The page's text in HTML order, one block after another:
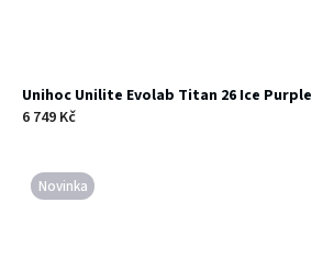
Unihoc Unilite Evolab Titan 26 Ice Purple
6 749 Kč
Novinka